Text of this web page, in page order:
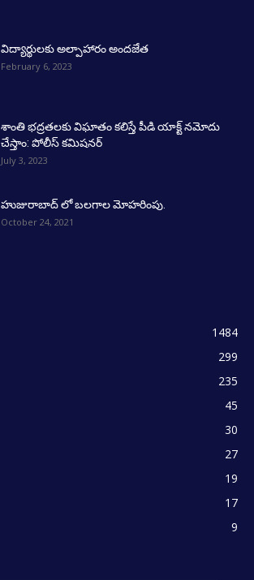
విద్యార్థులకు అల్పాహారం అందజేత
February 6, 2023
శాంతి భద్రతలకు విఘాతం కలిస్తే పీడి యాక్ట్ నమోదు
చేస్తాం: పోలీస్ కమిషనర్
July 3, 2023
హుజురాబాద్ లో బలగాల మోహరింపు.
October 24, 2021
1484
299
235
45
30
27
19
17
9